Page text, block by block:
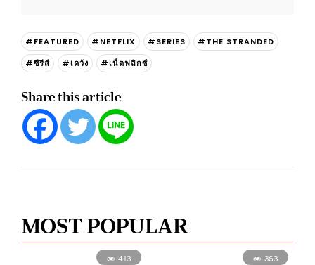
#FEATURED #NETFLIX #SERIES
#THE STRANDED
#ซีรีส์
#เคว้ง #เน็ตฟลิกซ์
Share this article
MOST POPULAR
413 363